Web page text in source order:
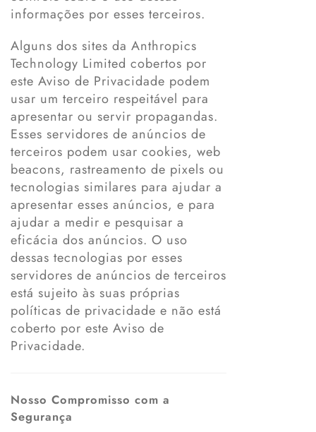
informações por esses terceiros.
Alguns dos sites da Anthropics
Technology Limited cobertos por
este Aviso de Privacidade podem
usar um terceiro respeitável para
apresentar ou servir propagandas.
Esses servidores de anúncios de
terceiros podem usar cookies, web
beacons, rastreamento de pixels ou
tecnologias similares para ajudar a
apresentar esses anúncios, e para
ajudar a medir e pesquisar a
eficácia dos anúncios. O uso
dessas tecnologias por esses
servidores de anúncios de terceiros
está sujeito às suas próprias
políticas de privacidade e não está
coberto por este Aviso de
Privacidade.
Nosso Compromisso com a
Segurança